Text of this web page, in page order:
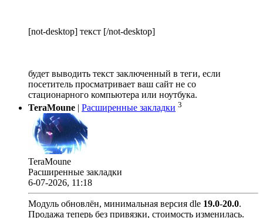
[not-desktop] текст [/not-desktop]
будет выводить текст заключенный в теги, если
посетитель просматривает ваш сайт не со
стационарного компьютера или ноутбука.
TeraMoune | Расширенные закладки 3
TeraMoune
Расширенные закладки
6-07-2026, 11:18
Модуль обновлён, минимальная версия dle 19.0-20.0.
Продажа теперь без привязки, стоимость изменилась.